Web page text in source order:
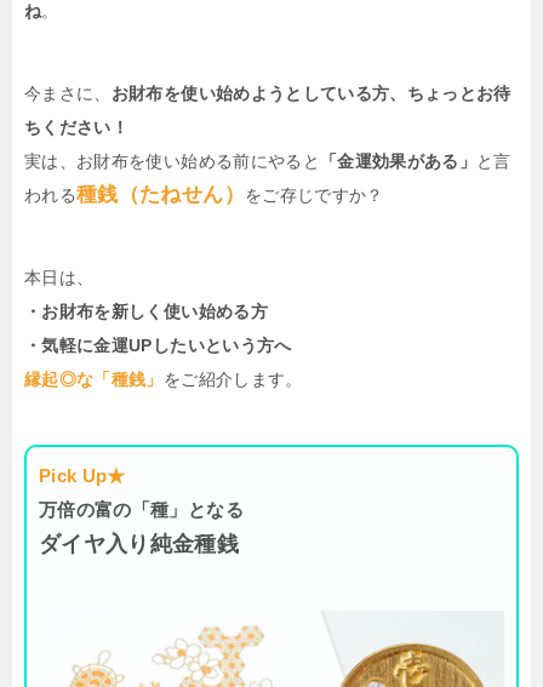
ね。
今まさに、 お財布を使い始めようとしている方、ちょっとお待
ちください！
実は、お財布を使い始める前にやると
「金運効果がある」 と言
われる種銭（たねせん） をご存じですか？
本日は、
・お財布を新しく使い始める方
・気軽に金運UPしたいという方へ
縁起◎な「種銭」 をご紹介します。
Pick Up★
万倍の富の「種」となる
ダイヤ入り純金種銭